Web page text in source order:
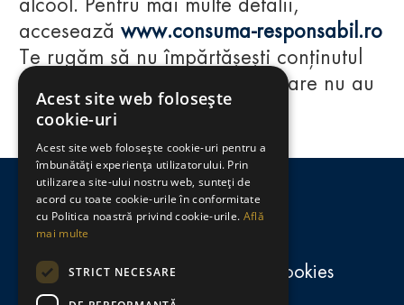
Regulamente
consumă-responsabil.ro
Politica de confidențialitate și cookies
alcool. Pentru mai multe detalii,
accesează www.consuma-responsabil.ro
Te rugăm să nu împărtășești conținutul
acestui website cu persoane care nu au
împlinit vârsta de 18 ani.
Acest site web folosește
cookie-uri
Acest site web folosește cookie-uri pentru a
îmbunătăți experiența utilizatorului. Prin
utilizarea site-ului nostru web, sunteți de
acord cu toate cookie-urile în conformitate
cu Politica noastră privind cookie-urile. Află
mai multe
STRICT NECESARE